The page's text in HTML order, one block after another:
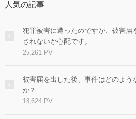
人気の記事
犯罪被害に遭ったのですが、被害届
されないか心配です。
25,261 PV
被害届を出した後、事件はどのよう
か？
18,624 PV